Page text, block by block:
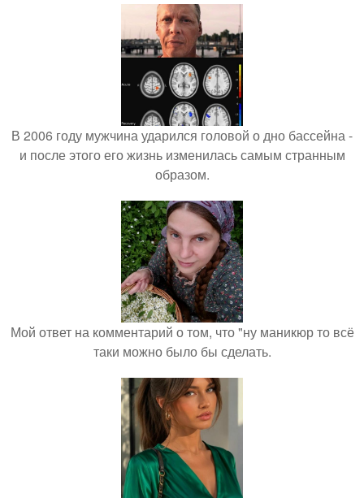
В 2006 году мужчина ударился головой о дно бассейна -
и после этого его жизнь изменилась самым странным
образом.
Мой ответ на комментарий о том, что "ну маникюр то всё
таки можно было бы сделать.